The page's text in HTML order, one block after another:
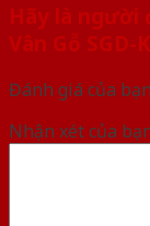
Hãy là người
Vân Gỗ SGD-
Đánh giá của bạn
Nhận xét của